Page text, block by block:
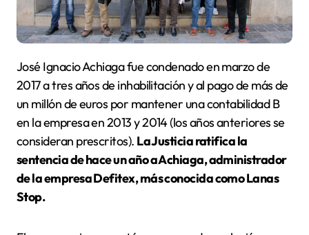
José Ignacio Achiaga fue condenado en marzo de
2017 a tres años de inhabilitación y al pago de más de
un millón de euros por mantener una contabilidad B
en la empresa en 2013 y 2014 (los años anteriores se
consideran prescritos). La Justicia ratifica la
sentencia de hace un año a Achiaga, administrador
de la empresa Defitex, más conocida como Lanas
Stop.